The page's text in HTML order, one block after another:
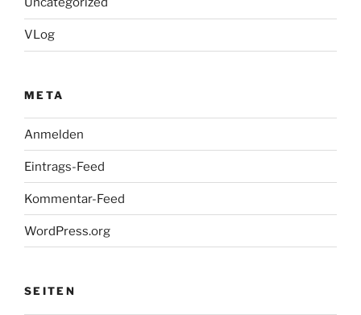
VLog
META
Anmelden
Eintrags-Feed
Kommentar-Feed
WordPress.org
SEITEN